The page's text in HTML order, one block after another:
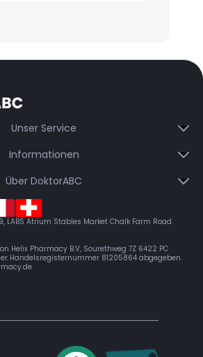
Unser Service
Informationen
Über DoktorABC
LABS Atrium Stables Market Chalk Farm Road
Helix Pharmacy B.V, Sourethweg 7Z 6422 PC
Handelsregisternummer 81205864 abgegeben.